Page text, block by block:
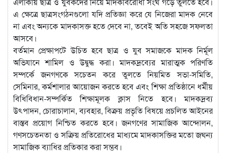
এ ক্ষেত্রে ছাত্রসংগঠনগুলো যদি প্রতিজ্ঞা করে যে নিজেরা মাদক নেবে
না এবং অন্যকে মাদকাসক্ত হতে দেবে না, তবেই অতি সহজে সফলতা
আসবে।
বর্তমান প্রেক্ষাপটে উচিত হবে ছাত্র ও যুব সমাজকে মাদক নির্মূল
অভিযানে শামিল ও উদ্বুদ্ধ করা। মাদকদ্রব্যের মারাত্মক পরিণতি
সম্পর্কে জনগণকে সচেতন করে তুলতে নিয়মিত সভা-সমিতি,
সেমিনার, কর্মশালার আয়োজন করতে হবে এবং শিক্ষা প্রতিষ্ঠানে ধর্মীয়
বিধিবিধান-সম্পর্কিত শিক্ষামূলক ক্লাস নিতে হবে। মাদকদ্রব্য
উৎপাদন, চোরাচালান, ব্যবহার, বিক্রয় প্রভৃতি বিষয়ে প্রচলিত আইনের
বাস্তব প্রয়োগ নিশ্চিত করতে হবে। জনগণের সামাজিক আন্দোলন,
গণসচেতনতা ও সক্রিয় প্রতিরোধের মাধ্যমে মাদকাসক্তির মতো জঘন্য
সামাজিক ব্যাধির প্রতিকার করা সম্ভব।